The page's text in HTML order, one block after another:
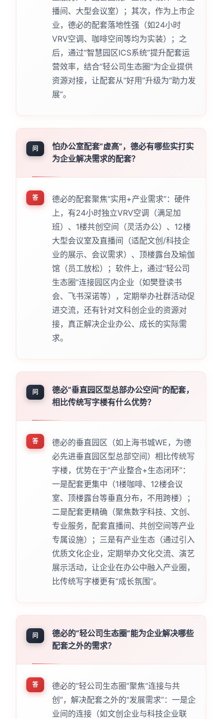
播间、大型会议室）；其次，作为上市企
业，德必的配套落地性强（如24小时
VRV空调、咖啡空间等均为实装）；之
后，通过“智慧园区ICS系统”提升配套运
营效率，结合“轻公司生态圈”为企业提供
资源对接，让配套从“好用”升级为“助力发
展”。
问
怕办公室配套“虚高”，德必有哪些实打实
为企业解决需求的配套？
答
德必的配套聚焦“实用+产业需求”：硬件
上，有24小时独立VRV空调（满足加
班）、1楼共创空间（灵活办公）、12楼
大型会议室及直播间（适配文创/科技企
业的展示、会议需求）、顶楼露台及瑜伽
馆（员工放松）；软件上，通过“轻公司
生态圈”连接园区内企业（如樊登读书
会、飞书深诺等），定期举办社群活动促
进交流，还有针对文科创企业的资源对
接，真正解决企业办公、成长的实际需
求。
问
德必“垂直园区型总部办公空间”的配套，
相比传统写字楼有什么优势？
答
德必的垂直园区（如上海书城WE，为德
必先进垂直园区型总部空间）相比传统写
字楼，优势在于“产业整合+生态闭环”：
一是配套更集中（1楼咖啡、12楼会议
室、顶楼露台等垂直分布，不用跨楼）；
二是配套更精确（聚焦数字科技、文创、
专业服务，配套直播间、共创空间等产业
专属设施）；三是有产业生态（通过引入
优质文化企业，定期举办文化交流、演艺
展示活动，让企业在办公中融入产业圈，
比传统写字楼更有“成长氛围”。
问
德必的“轻公司生态圈”能为企业解决哪些
配套之外的需求？
答
德必的“轻公司生态圈”聚焦“连接与共
创”，解决配套之外的“发展需求”：一是企
业间的连接（如文创企业与科技企业联